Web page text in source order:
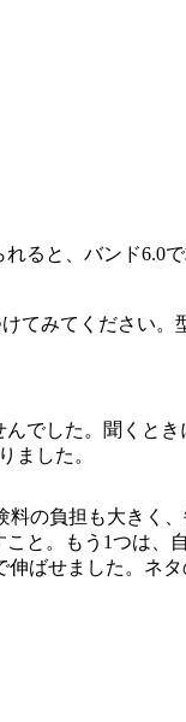
ると、バンド6.0
てみてください
でした。聞くと
ました。
の負担も大きく
と。もう1つは
ばせました。ネ